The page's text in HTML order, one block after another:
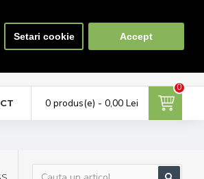
Setari cookie Accept
Favorite Compara
0
0 produs(e) - 0,00 Lei
0